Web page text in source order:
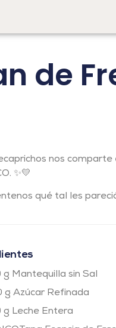
de
nos
✨💛
qué tal les
g Mantequilla sin Sal
g Azúcar Refinada
g Leche Entera